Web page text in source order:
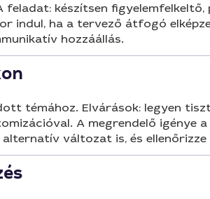
feladat: készítsen
indul, ha a tervező átfogó
hozzáállás.
témához. Elvárások: legyen
A megrendelő
változat is, és ellenőrizze